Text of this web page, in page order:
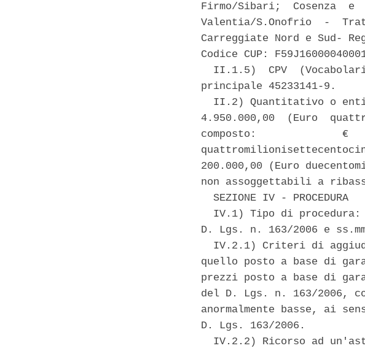
Firmo/Sibari;  Cosenza
Valentia/S.Onofrio  -
Carreggiate Nord e Sud-
Codice CUP:
II.1.5)  CPV
principale 45233141-9.
II.2) Quantitativo o
4.950.000,00  (Euro
composto:              €
200.000,00 (Euro
non assoggettabili a
  SEZIONE IV - PROCEDURA
IV.1) Tipo di
D. Lgs. n. 163/2006 e
IV.2.1) Criteri di
quello posto a base di
prezzi posto a base di
del D. Lgs. n. 163/2006,
anormalmente basse, ai
D. Lgs. 163/2006.
IV.2.2) Ricorso ad